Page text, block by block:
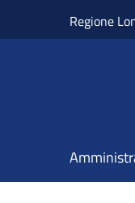
Regione